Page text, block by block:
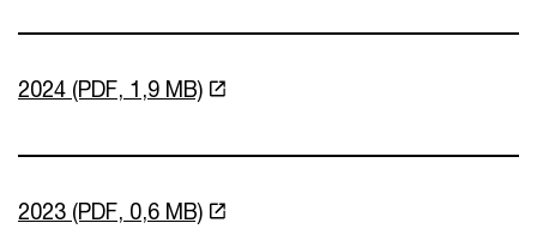
2024 (PDF, 1,9 MB)
2023 (PDF, 0,6 MB)